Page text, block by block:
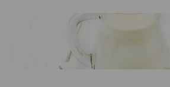
PODCAST
JONGE UITDAGERS